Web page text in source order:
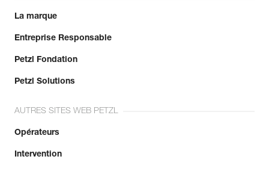
La marque
Entreprise Responsable
Petzl Fondation
Petzl Solutions
AUTRES SITES WEB PETZL
Opérateurs
Intervention